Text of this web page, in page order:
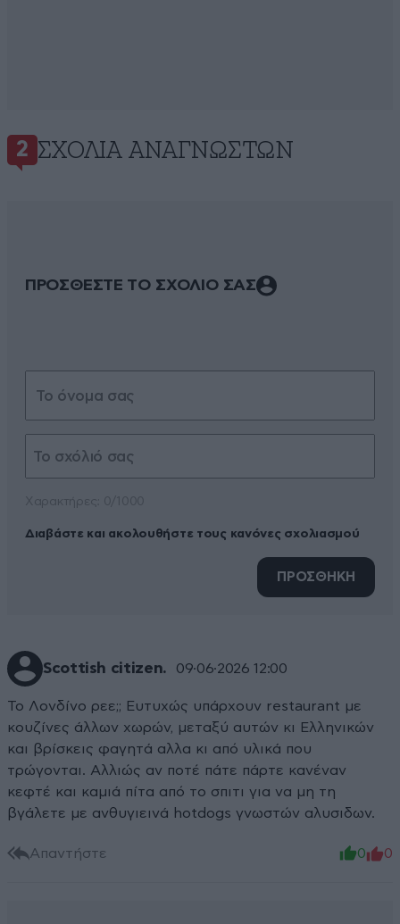
2 ΣΧΌΛΙΑ ΑΝΑΓΝΩΣΤΏΝ
ΠΡΟΣΘΕΣΤΕ ΤΟ ΣΧΟΛΙΟ ΣΑΣ
Διαβάστε και ακολουθήστε τους κανόνες σχολιασμού
ΠΡΟΣΘΗΚΗ
Scottish citizen. 09·06·2026 12:00
Το Λονδίνο ρεε;; Ευτυχώς υπάρχουν restaurant με
κουζίνες άλλων χωρών, μεταξύ αυτών κι Ελληνικών
και βρίσκεις φαγητά αλλα κι από υλικά που
τρώγονται. Αλλιώς αν ποτέ πάτε πάρτε κανέναν
κεφτέ και καμιά πίτα από το σπιτι για να μη τη
βγάλετε με ανθυγιεινά hotdogs γνωστών αλυσιδων.
Απαντήστε 0 0